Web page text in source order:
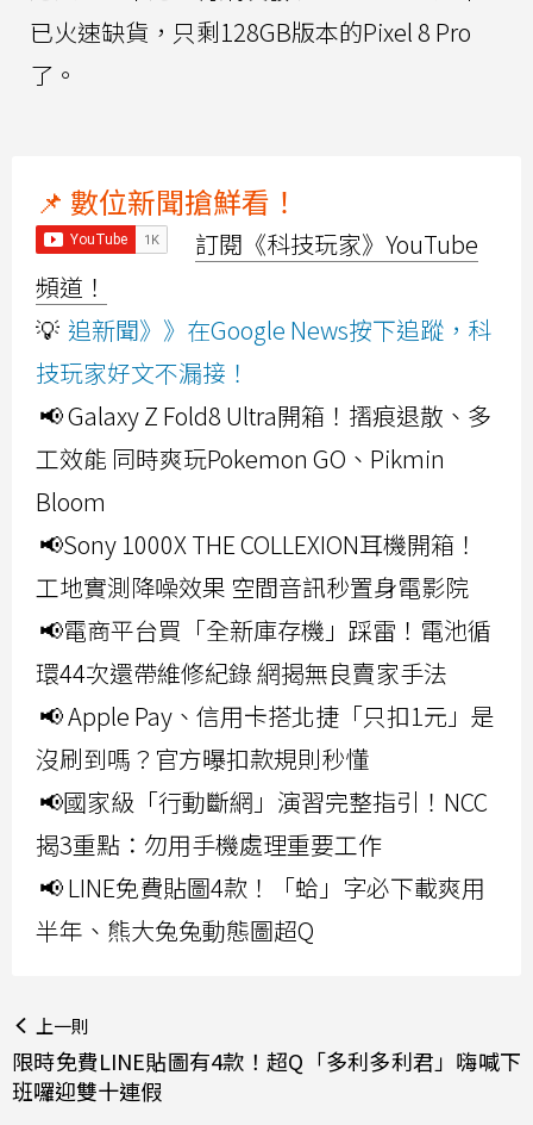
已火速缺貨，只剩128GB版本的Pixel 8 Pro
了。
📌 數位新聞搶鮮看！
訂閱《科技玩家》YouTube
頻道！
💡 追新聞》》在Google News按下追蹤，科
技玩家好文不漏接！
📢 Galaxy Z Fold8 Ultra開箱！摺痕退散、多
工效能 同時爽玩Pokemon GO、Pikmin
Bloom
📢Sony 1000X THE COLLEXION耳機開箱！
工地實測降噪效果 空間音訊秒置身電影院
📢電商平台買「全新庫存機」踩雷！電池循
環44次還帶維修紀錄 網揭無良賣家手法
📢 Apple Pay、信用卡搭北捷「只扣1元」是
沒刷到嗎？官方曝扣款規則秒懂
📢國家級「行動斷網」演習完整指引！NCC
揭3重點：勿用手機處理重要工作
📢 LINE免費貼圖4款！「蛤」字必下載爽用
半年、熊大兔兔動態圖超Q
上一則
限時免費LINE貼圖有4款！超Q「多利多利君」嗨喊下
班囉迎雙十連假